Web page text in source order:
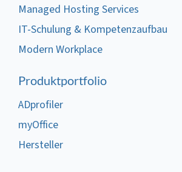
Managed Hosting Services
IT-Schulung & Kompetenzaufbau
Modern Workplace
Produktportfolio
ADprofiler
myOffice
Hersteller